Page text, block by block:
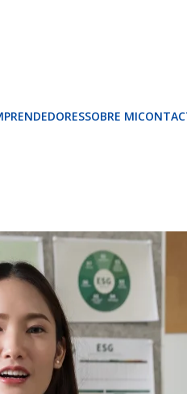
SOBRE MI